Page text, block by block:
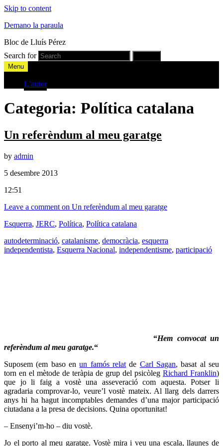
Skip to content
Demano la paraula
Bloc de Lluís Pérez
Search for
Menu
L’autor
Categoria: Política catalana
Un referèndum al meu garatge
by admin
5 desembre 2013
12:51
Leave a comment on Un referèndum al meu garatge
Esquerra, JERC, Política, Política catalana
autodeterminació, catalanisme, democràcia, esquerra
independentista, Esquerra Nacional, independentisme, participació
“Hem convocat un
referèndum al meu garatge.“
Suposem (em baso enun famós relat de Carl Sagan, basat al seu
torn en el mètode de teràpia de grup del psicòleg Richard Franklin)
que jo li faig a vostè una asseveració com aquesta. Potser li
agradaria comprovar-lo, veure’l vostè mateix. Al llarg dels darrers
anys hi ha hagut incomptables demandes d’una major participació
ciutadana a la presa de decisions. Quina oportunitat!
– Ensenyi’m-ho – diu vostè.
Jo el porto al meu garatge. Vostè mira i veu una escala, llaunes de